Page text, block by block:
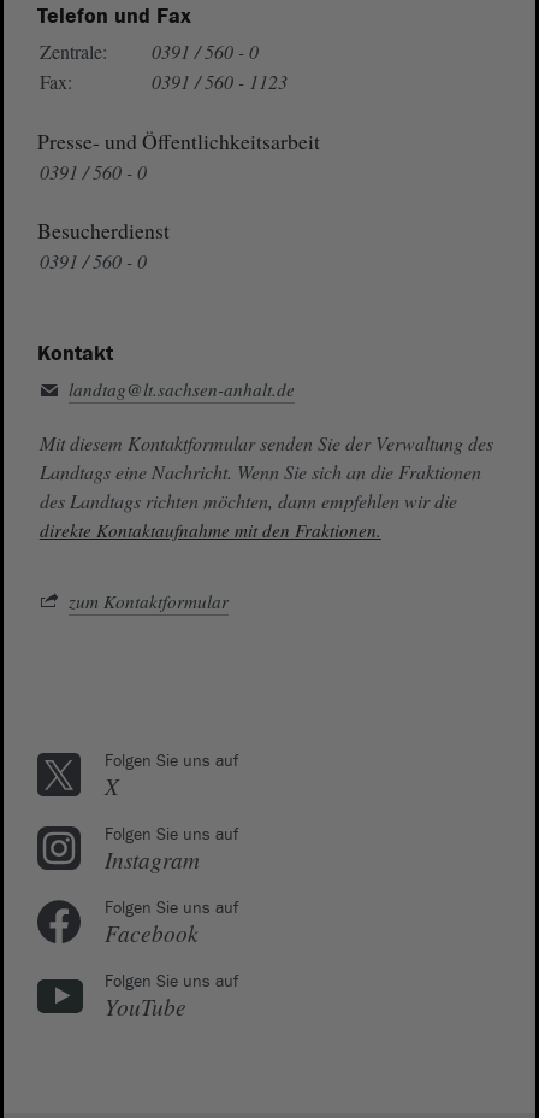
Telefon und Fax
Zentrale:
0391 / 560 - 0
Fax:
0391 / 560 - 1123
Presse- und Öffentlichkeitsarbeit
0391 / 560 - 0
Besucherdienst
0391 / 560 - 0
Kontakt
landtag@lt.sachsen-anhalt.de
Mit diesem Kontaktformular senden Sie der Verwaltung des
Landtags eine Nachricht. Wenn Sie sich an die Fraktionen
des Landtags richten möchten, dann empfehlen wir die
direkte Kontaktaufnahme mit den Fraktionen.
zum Kontaktformular
Folgen Sie uns auf
X
Folgen Sie uns auf
Instagram
Folgen Sie uns auf
Facebook
Folgen Sie uns auf
YouTube